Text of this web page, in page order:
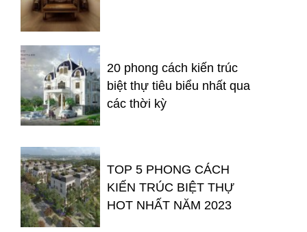
20 phong cách kiến trúc
biệt thự tiêu biểu nhất qua
các thời kỳ
TOP 5 PHONG CÁCH
KIẾN TRÚC BIỆT THỰ
HOT NHẤT NĂM 2023